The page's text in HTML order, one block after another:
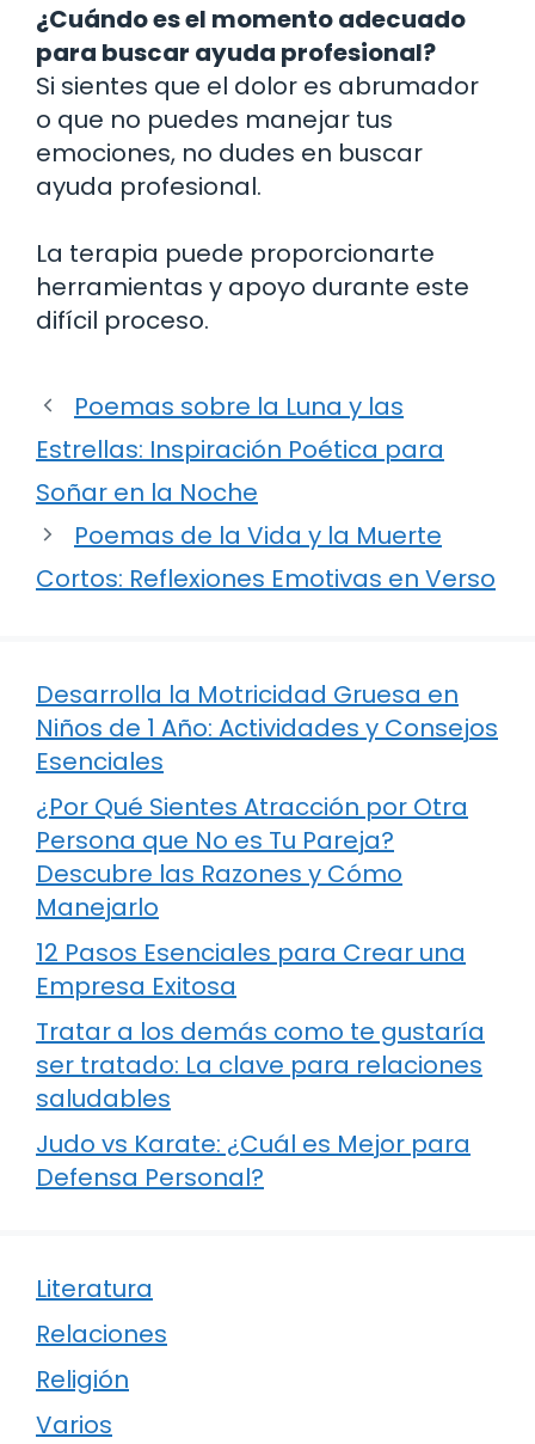
¿Cuándo es el momento adecuado
para buscar ayuda profesional?
Si sientes que el dolor es abrumador
o que no puedes manejar tus
emociones, no dudes en buscar
ayuda profesional.
La terapia puede proporcionarte
herramientas y apoyo durante este
difícil proceso.
Poemas sobre la Luna y las
Estrellas: Inspiración Poética para
Soñar en la Noche
Poemas de la Vida y la Muerte
Cortos: Reflexiones Emotivas en Verso
Desarrolla la Motricidad Gruesa en
Niños de 1 Año: Actividades y Consejos
Esenciales
¿Por Qué Sientes Atracción por Otra
Persona que No es Tu Pareja?
Descubre las Razones y Cómo
Manejarlo
12 Pasos Esenciales para Crear una
Empresa Exitosa
Tratar a los demás como te gustaría
ser tratado: La clave para relaciones
saludables
Judo vs Karate: ¿Cuál es Mejor para
Defensa Personal?
Literatura
Relaciones
Religión
Varios